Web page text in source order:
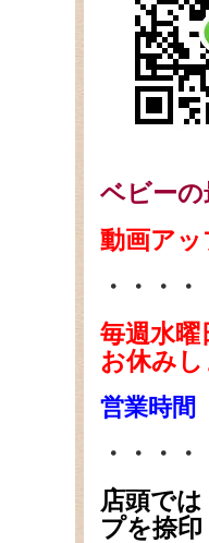
ベビー
動画ア
・・・
毎週水
お休み
営業時間
・・・
店頭で
プを捺印